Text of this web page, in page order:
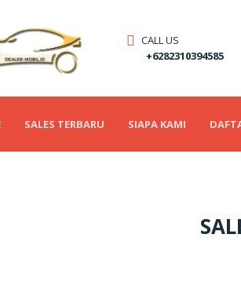
CALL US
+6282310394585
(CURRENT)
SALES TERBARU SIAPA KAMI